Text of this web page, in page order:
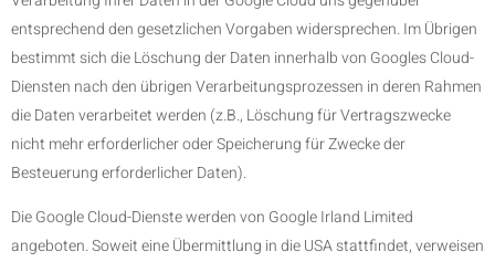
entsprechend den gesetzlichen Vorgaben widersprechen. Im Übrigen
bestimmt sich die Löschung der Daten innerhalb von Googles Cloud-
Diensten nach den übrigen Verarbeitungsprozessen in deren Rahmen
die Daten verarbeitet werden (z.B., Löschung für Vertragszwecke
nicht mehr erforderlicher oder Speicherung für Zwecke der
Besteuerung erforderlicher Daten).
Die Google Cloud-Dienste werden von Google Irland Limited
angeboten. Soweit eine Übermittlung in die USA stattfindet, verweisen